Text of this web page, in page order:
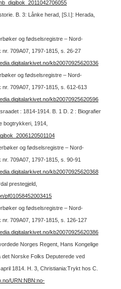
B. 3: Lånke herad, [S.l.]: Herada,
og fødselsregistre – Nord-
709A07, 1797-1815, s. 26-27
kb20070925620336
og fødselsregistre – Nord-
709A07, 1797-1815, s. 612-613
kb20070925620596
: 1814-1914. B. 1 D. 2 : Biografier
bogtrykkeri, 1914,
og fødselsregistre – Nord-
709A07, 1797-1815, s. 90-91
kb20070925620368
prestegjeld,
pf01058452003415
og fødselsregistre – Nord-
709A07, 1797-1815, s. 126-127
kb20070925620386
Norges Regent, Hans Kongelige
Norske Folks Deputerede ved
1814. H. 3, Christiania:Trykt hos C.
URN:NBN:no-